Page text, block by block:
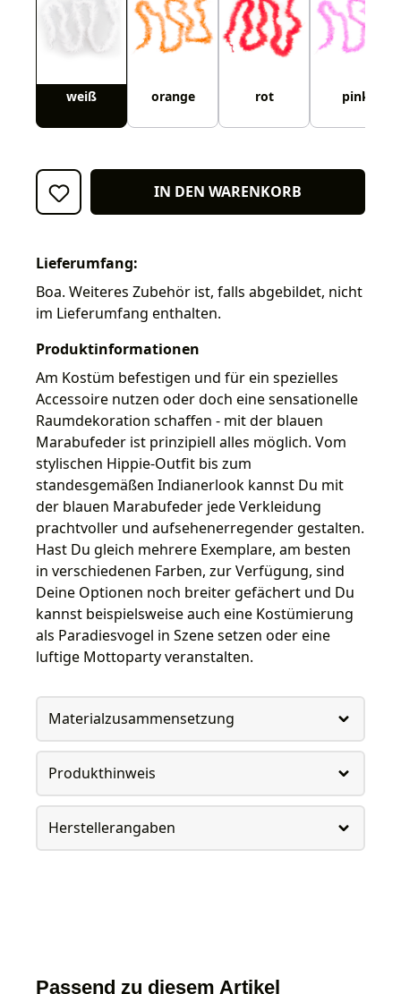
weiß orange rot pink
IN DEN WARENKORB
Lieferumfang:
Boa. Weiteres Zubehör ist, falls abgebildet, nicht
im Lieferumfang enthalten.
Produktinformationen
Am Kostüm befestigen und für ein spezielles
Accessoire nutzen oder doch eine sensationelle
Raumdekoration schaffen - mit der blauen
Marabufeder ist prinzipiell alles möglich. Vom
stylischen Hippie-Outfit bis zum
standesgemäßen Indianerlook kannst Du mit
der blauen Marabufeder jede Verkleidung
prachtvoller und aufsehenerregender gestalten.
Hast Du gleich mehrere Exemplare, am besten
in verschiedenen Farben, zur Verfügung, sind
Deine Optionen noch breiter gefächert und Du
kannst beispielsweise auch eine Kostümierung
als Paradiesvogel in Szene setzen oder eine
luftige Mottoparty veranstalten.
Materialzusammensetzung
Produkthinweis
Herstellerangaben
Passend zu diesem Artikel